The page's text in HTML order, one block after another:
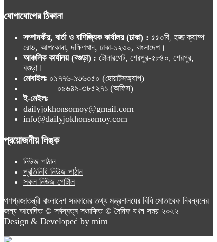
যোগাযোগের ঠিকানা
সম্পাদকীয়, বার্তা ও বাণিজ্যিক কার্যালয় (ঢাকা) : ৫৫০বি, হজ্জ ক্যাম্প
রোড, আশকোনা, দক্ষিণখান, ঢাকা-১২৩০, বাংলাদেশ।
আঞ্চলিক কার্যালয় (বগুড়া) : টোলারগেট, শেরপুর-৫৮৪০, শেরপুর,
বগুড়া।
মোবাইলঃ ০১৭৭৬-১৩৬০৫০ (হোয়াটসঅ্যাপ)
০৯৬৪৯-৩৮৫২৭১ (অফিস)
ই-মেইলঃ
dailyjokhonsomoy@gmail.com
info@dailyjokhonsomoy.com
প্রয়োজনীয় লিঙ্ক
নিউজ পাঠান
প্রতিনিধি নিউজ পাঠান
সকল নিউজ পোর্টাল
গণপ্রজাতন্ত্রী বাংলাদেশ সরকারের তথ্য মন্ত্রনালয়ের বিধি মোতাবেক নিবন্ধনের
জন্য আবেদিত © সর্বস্বত্ব সংরক্ষিত © দৈনিক যখন সময় ২০২২
Design & Developed by mim